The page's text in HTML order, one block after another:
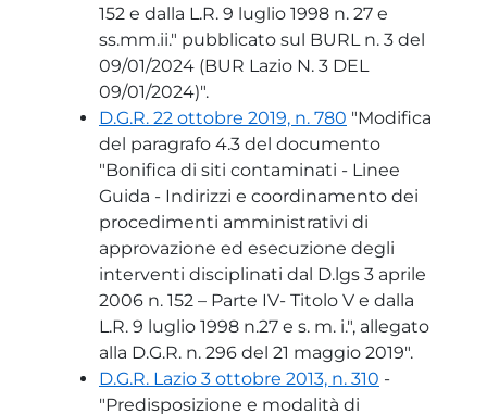
152 e dalla L.R. 9 luglio 1998 n. 27 e
ss.mm.ii." pubblicato sul BURL n. 3 del
09/01/2024 (BUR Lazio N. 3 DEL
09/01/2024)".
D.G.R. 22 ottobre 2019, n. 780 "Modifica
del paragrafo 4.3 del documento
"Bonifica di siti contaminati - Linee
Guida - Indirizzi e coordinamento dei
procedimenti amministrativi di
approvazione ed esecuzione degli
interventi disciplinati dal D.lgs 3 aprile
2006 n. 152 – Parte IV- Titolo V e dalla
L.R. 9 luglio 1998 n.27 e s. m. i.", allegato
alla D.G.R. n. 296 del 21 maggio 2019".
D.G.R. Lazio 3 ottobre 2013, n. 310 -
"Predisposizione e modalità di